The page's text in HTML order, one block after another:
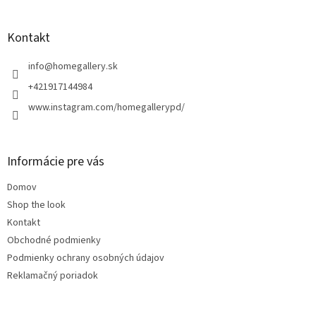
Kontakt
info@homegallery.sk
+421917144984
www.instagram.com/homegallerypd/
Informácie pre vás
Domov
Shop the look
Kontakt
Obchodné podmienky
Podmienky ochrany osobných údajov
Reklamačný poriadok